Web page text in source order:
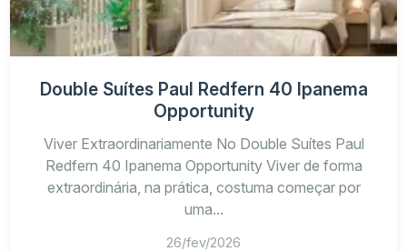
Double Suítes Paul Redfern 40 Ipanema
Opportunity
Viver Extraordinariamente No Double Suítes Paul
Redfern 40 Ipanema Opportunity Viver de forma
extraordinária, na prática, costuma começar por
uma...
26/fev/2026